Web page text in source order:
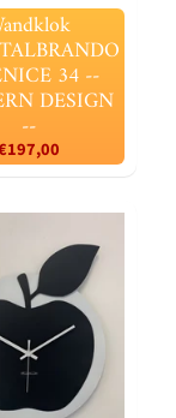
34 --
DESIGN
--